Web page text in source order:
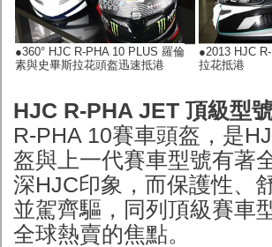
●360° HJC R-PHA 10 PLUS 羅倫
素與史畢斯拉花頭盔迅速抵港
●2013 HJC
拉花抵港
HJC R-PHA JET 頂級型
R-PHA 10賽車頭盔，是
盔與上一代賽車型號有著
深HJC印象，而保護性、
並駕齊驅，同列頂級賽車
全球熱賣的焦點。